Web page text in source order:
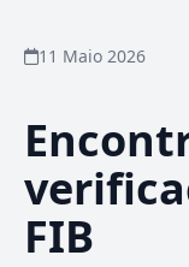
11 Maio 2026
FIB